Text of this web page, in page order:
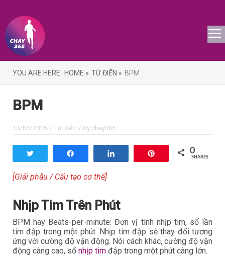
YOU ARE HERE: HOME » TỪ ĐIỂN » BPM
BPM
13/04/2015 / Từ điển / By chay365
0
SHARES
[Giải phẫu / Cấu tạo cơ thể]
Nhịp Tim Trên Phút
BPM hay Beats-per-minute: Đơn vị tính nhịp tim, số lần
tim đập trong một phút. Nhịp tim đập sẽ thay đổi tương
ứng với cường độ vận động. Nói cách khác, cường độ vận
động càng cao, số nhịp tim đập trong một phút càng lớn.